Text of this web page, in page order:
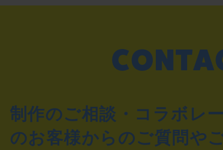
制作のご相談・コラボレ
のお客様からのご質問や